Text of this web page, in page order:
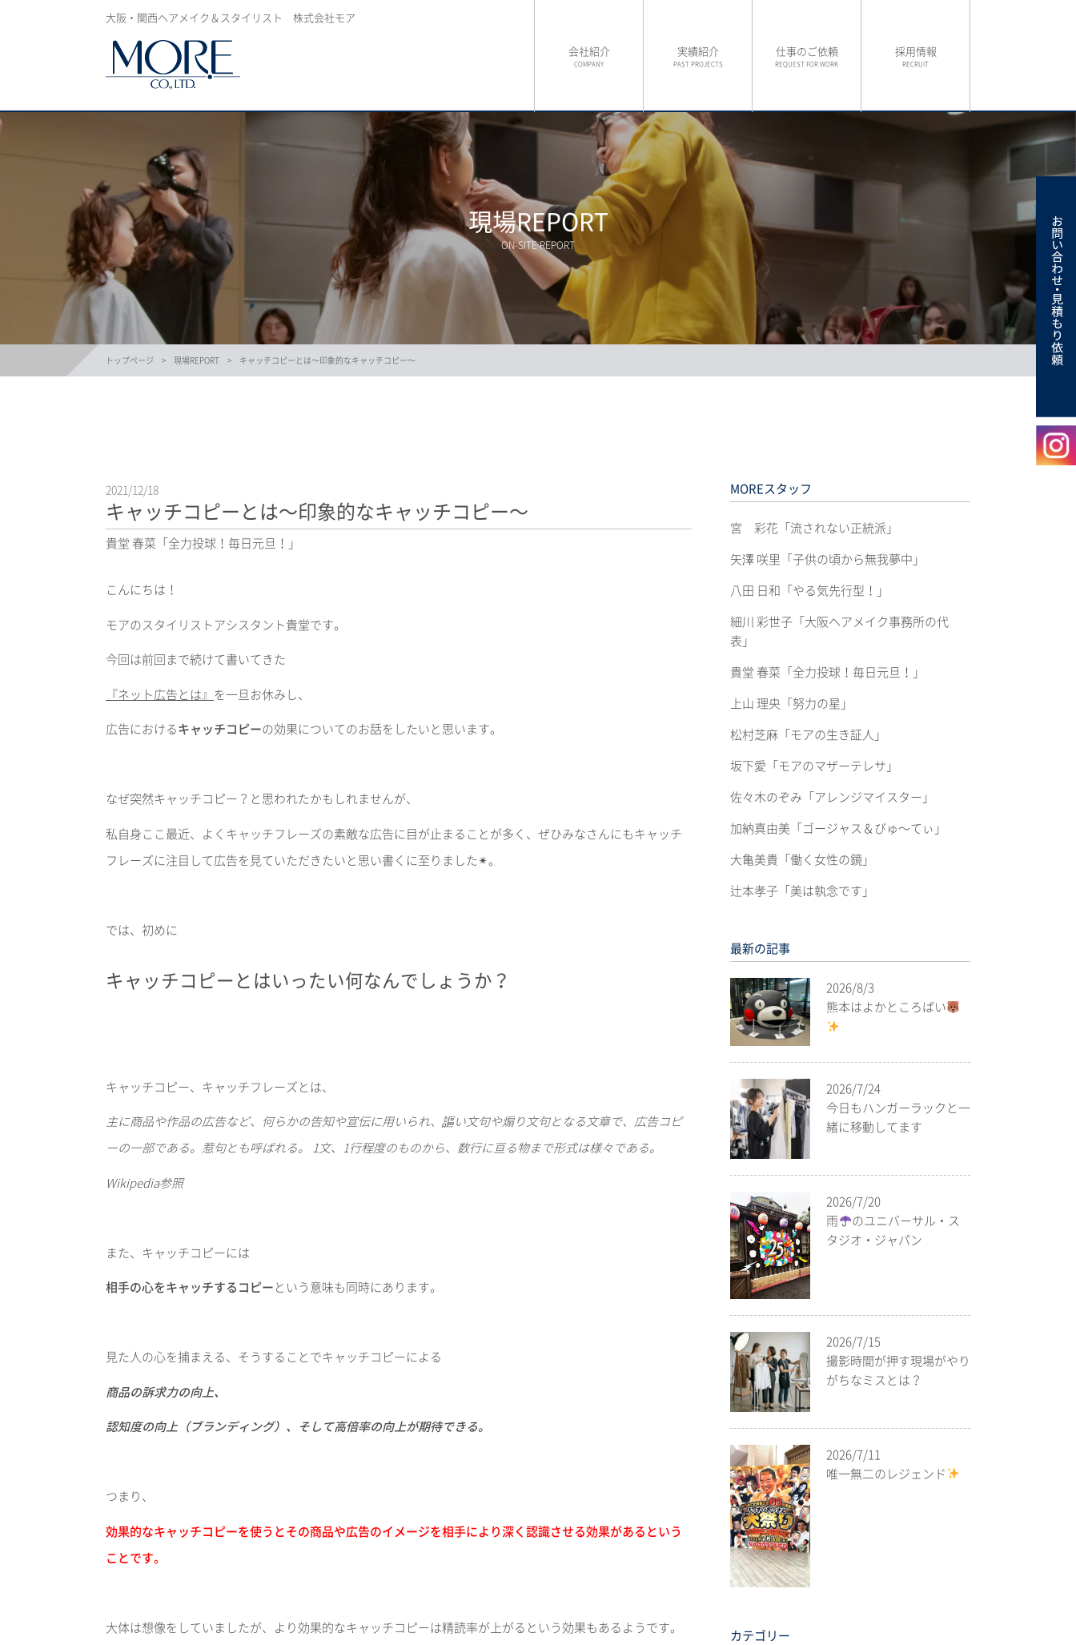
大阪・関西ヘアメイク＆スタイリスト 株式会社モア
会社紹介
COMPANY
実績紹介
PAST PROJECTS
仕事のご依頼
REQUEST FOR WORK
採用情報
RECRUIT
現場REPORT
ON-SITE REPORT
トップページ 現場REPORT キャッチコピーとは〜印象的なキャッチコピー〜
2021/12/18
キャッチコピーとは〜印象的なキャッチコピー〜
貴堂 春菜「全力投球！毎日元旦！」
こんにちは！
モアのスタイリストアシスタント貴堂です。
今回は前回まで続けて書いてきた
『ネット広告とは』 を一旦お休みし、
広告におけるキャッチコピーの効果についてのお話をしたいと思います。
なぜ突然キャッチコピー？と思われたかもしれませんが、
私自身ここ最近、よくキャッチフレーズの素敵な広告に目が止まることが多く、ぜひみなさんにもキャッチ
フレーズに注目して広告を見ていただきたいと思い書くに至りました✴︎。
では、初めに
キャッチコピーとはいったい何なんでしょうか？
キャッチコピー、キャッチフレーズとは、
主に商品や作品の広告など、何らかの告知や宣伝に用いられ、謳い文句や煽り文句となる文章で、広告コピ
ーの一部である。惹句とも呼ばれる。 1文、 1行程度のものから、数行に亘る物まで形式は様々である。
Wikipedia参照
また、キャッチコピーには
相手の心をキャッチするコピーという意味も同時にあります。
見た人の心を捕まえる、そうすることでキャッチコピーによる
商品の訴求力の向上、
認知度の向上（ブランディング）、 そして高倍率の向上が期待できる。
つまり、
効果的なキャッチコピーを使うとその商品や広告のイメージを相手により深く認識させる効果があるという
ことです。
大体は想像をしていましたが、より効果的なキャッチコピーは精読率が上がるという効果もあるようです。
MOREスタッフ
宮 彩花「流されない正統派」
矢澤 咲里「子供の頃から無我夢中」
八田 日和「やる気先行型！」
細川 彩世子「大阪ヘアメイク事務所の代
表」
貴堂 春菜「全力投球！毎日元旦！」
上山 理央「努力の星」
松村芝麻「モアの生き証人」
坂下愛「モアのマザーテレサ」
佐々木のぞみ「アレンジマイスター」
加納真由美「ゴージャス＆びゅ〜てぃ」
大亀美貴「働く女性の鏡」
辻本孝子「美は執念です」
最新の記事
2026/8/3
熊本はよかところばい
2026/7/24
今日もハンガーラックと一
緒に移動してます
2026/7/20
雨
のユニバーサル・ス
タジオ・ジャパン
2026/7/15
撮影時間が押す現場がやり
がちなミスとは？
2026/7/11
唯一無二のレジェンド
カテゴリー